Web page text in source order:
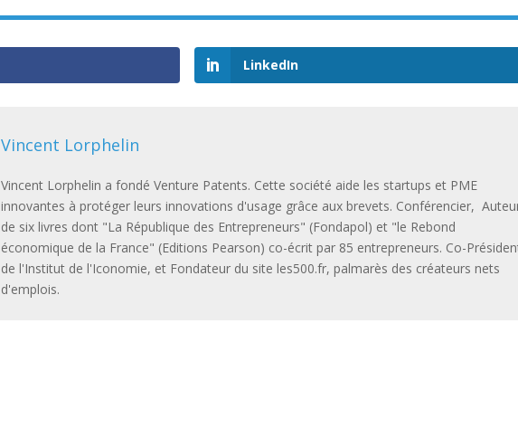
LinkedIn
Vincent Lorphelin
Vincent Lorphelin a fondé Venture Patents. Cette société aide les startups et PME
innovantes à protéger leurs innovations d'usage grâce aux brevets. Conférencier,
de six livres dont "La République des Entrepreneurs" (Fondapol) et "le Rebond
économique de la France" (Editions Pearson) co-écrit par 85 entrepreneurs. Co-
de l'Institut de l'Iconomie, et Fondateur du site les500.fr, palmarès des créateurs nets
d'emplois.